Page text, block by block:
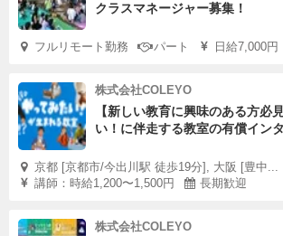
クラスマネージャー募集！
フルリモート勤務 パート 日給7,000円
株式会社COLEYO
【新しい教育に興味のある方必
い！に伴走する教室の有償イン
京都 [京都市/今出川駅 徒歩19分], 大阪 [豊中...
講師：時給1,200〜1,500円
長期歓迎
株式会社COLEYO